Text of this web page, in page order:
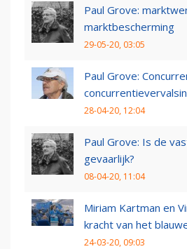
Paul Grove:
marktbescherming
29-05-20, 03:05
Paul Grove:
28-04-20, 12:04
Paul Grove: Is de
gevaarlijk?
08-04-20, 11:04
Miriam Kartman en
kracht van het
24-03-20, 09:03